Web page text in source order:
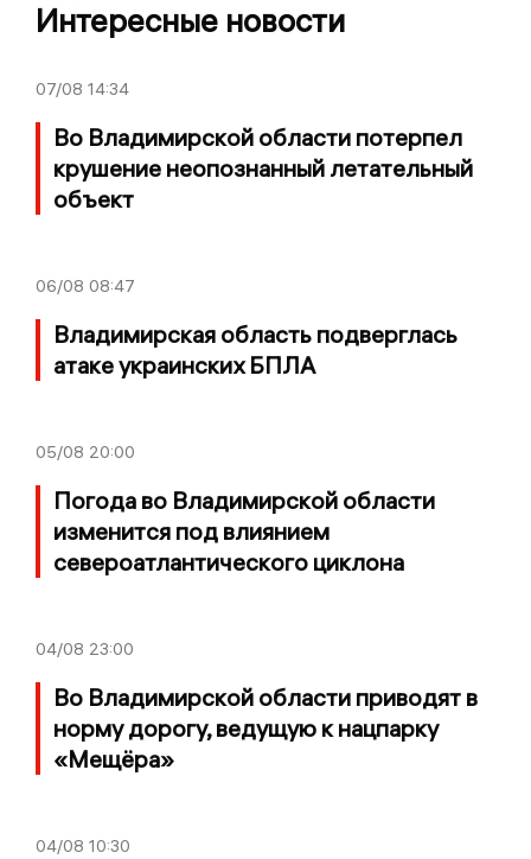
Интересные новости
07/08 14:34
Во Владимирской области потерпел
крушение неопознанный летательный
объект
06/08 08:47
Владимирская область подверглась
атаке украинских БПЛА
05/08 20:00
Погода во Владимирской области
изменится под влиянием
североатлантического циклона
04/08 23:00
Во Владимирской области приводят в
норму дорогу, ведущую к нацпарку
«Мещёра»
04/08 10:30